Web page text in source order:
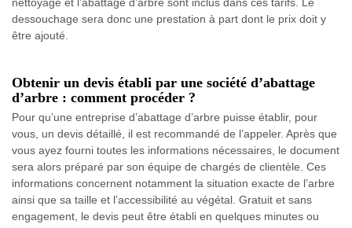
dessouchage sera donc une prestation à part dont le prix doit y
être ajouté.
Obtenir un devis établi par une société d’abattage
d’arbre : comment procéder ?
Pour qu’une entreprise d’abattage d’arbre puisse établir, pour
vous, un devis détaillé, il est recommandé de l’appeler. Après que
vous ayez fourni toutes les informations nécessaires, le document
sera alors préparé par son équipe de chargés de clientèle. Ces
informations concernent notamment la situation exacte de l’arbre
ainsi que sa taille et l’accessibilité au végétal. Gratuit et sans
engagement, le devis peut être établi en quelques minutes ou